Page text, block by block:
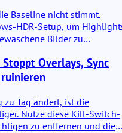
Baseline nicht stimmt.
HDR-Setup, um
Bilder zu
Overlays, Sync
ruinieren
zu Tag ändert, ist die
Nutze diese Kill-Switch-
zu entfernen und die